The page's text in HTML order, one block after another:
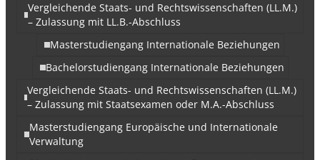
Vergleichende Staats- und Rechtswissenschaften (LL.M.)
– Zulassung mit LL.B.-Abschluss
Masterstudiengang Internationale Beziehungen
Bachelorstudiengang Internationale Beziehungen
Vergleichende Staats- und Rechtswissenschaften (LL.M.)
– Zulassung mit Staatsexamen oder M.A.-Abschluss
Masterstudiengang Europäische und Internationale
Verwaltung